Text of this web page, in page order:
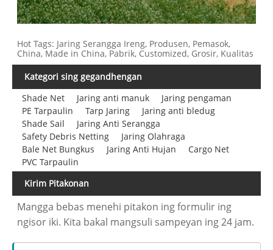
Hot Tags: Jaring Serangga Ireng, Produsen, Pemasok,
China, Made in China, Pabrik, Customized, Grosir, Kualitas
Kategori sing gegandhengan
Shade Net
Jaring anti manuk
Jaring pengaman
PE Tarpaulin
Tarp Jaring
Jaring anti bledug
Shade Sail
Jaring Anti Serangga
Safety Debris Netting
Jaring Olahraga
Bale Net Bungkus
Jaring Anti Hujan
Cargo Net
PVC Tarpaulin
Kirim Pitakonan
Mangga bebas menehi pitakon ing formulir ing
ngisor iki. Kita bakal mangsuli sampeyan ing 24 jam.